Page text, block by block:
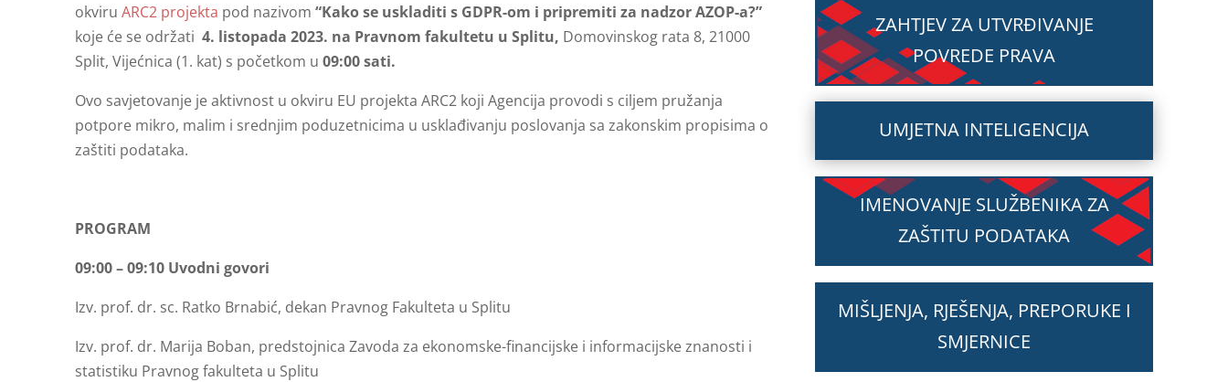
okviru ARC2 projekta pod nazivom “Kako se uskladiti s GDPR-om i pripremiti za nadzor AZOP-a?”
koje će se održati 4. listopada 2023. na Pravnom fakultetu u Splitu, Domovinskog rata 8, 21000
Split, Vijećnica (1. kat) s početkom u 09:00 sati.
Ovo savjetovanje je aktivnost u okviru EU projekta ARC2 koji Agencija provodi s ciljem pružanja
potpore mikro, malim i srednjim poduzetnicima u usklađivanju poslovanja sa zakonskim propisima o
zaštiti podataka.
PROGRAM
09:00 – 09:10 Uvodni govori
Izv. prof. dr. sc. Ratko Brnabić, dekan Pravnog Fakulteta u Splitu
Izv. prof. dr. Marija Boban, predstojnica Zavoda za ekonomske-financijske i informacijske znanosti i
statistiku Pravnog fakulteta u Splitu
ZAHTJEV ZA UTVRĐIVANJE
POVREDE PRAVA
UMJETNA INTELIGENCIJA
IMENOVANJE SLUŽBENIKA ZA
ZAŠTITU PODATAKA
MIŠLJENJA, RJEŠENJA, PREPORUKE I
SMJERNICE